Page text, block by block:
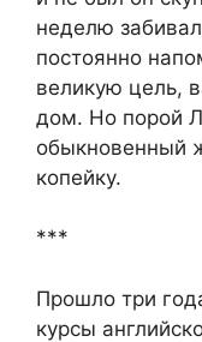
неделю
постоянно
великую цель,
дом. Но порой
обыкновенный
копейку.
***
Прошло три
курсы